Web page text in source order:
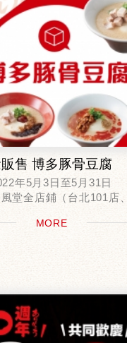
售 博多豚骨豆腐
年5月3日至5月31日
堂全店鋪（台北101店、
MORE